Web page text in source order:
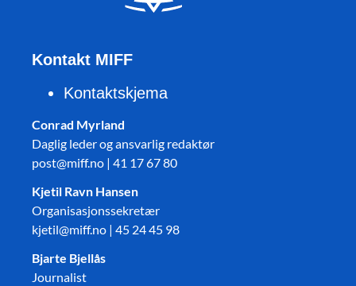
Kontakt MIFF
Kontaktskjema
Conrad Myrland
Daglig leder og ansvarlig redaktør
post@miff.no | 41 17 67 80
Kjetil Ravn Hansen
Organisasjonssekretær
kjetil@miff.no | 45 24 45 98
Bjarte Bjellås
Journalist